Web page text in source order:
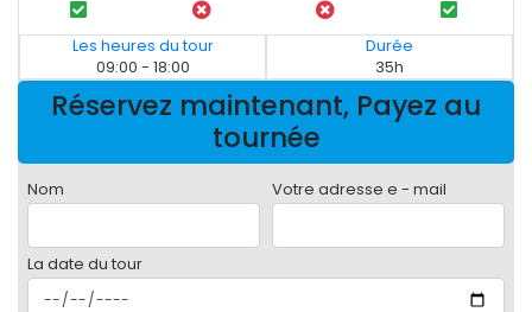
Les heures du tour
09:00 - 18:00
Durée
35h
Réservez maintenant, Payez au
tournée
Nom Votre adresse e - mail
La date du tour